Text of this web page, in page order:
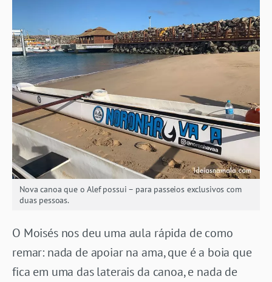
Nova canoa que o Alef possui – para passeios exclusivos com
duas pessoas.
O Moisés nos deu uma aula rápida de como
remar: nada de apoiar na ama, que é a boia que
fica em uma das laterais da canoa, e nada de